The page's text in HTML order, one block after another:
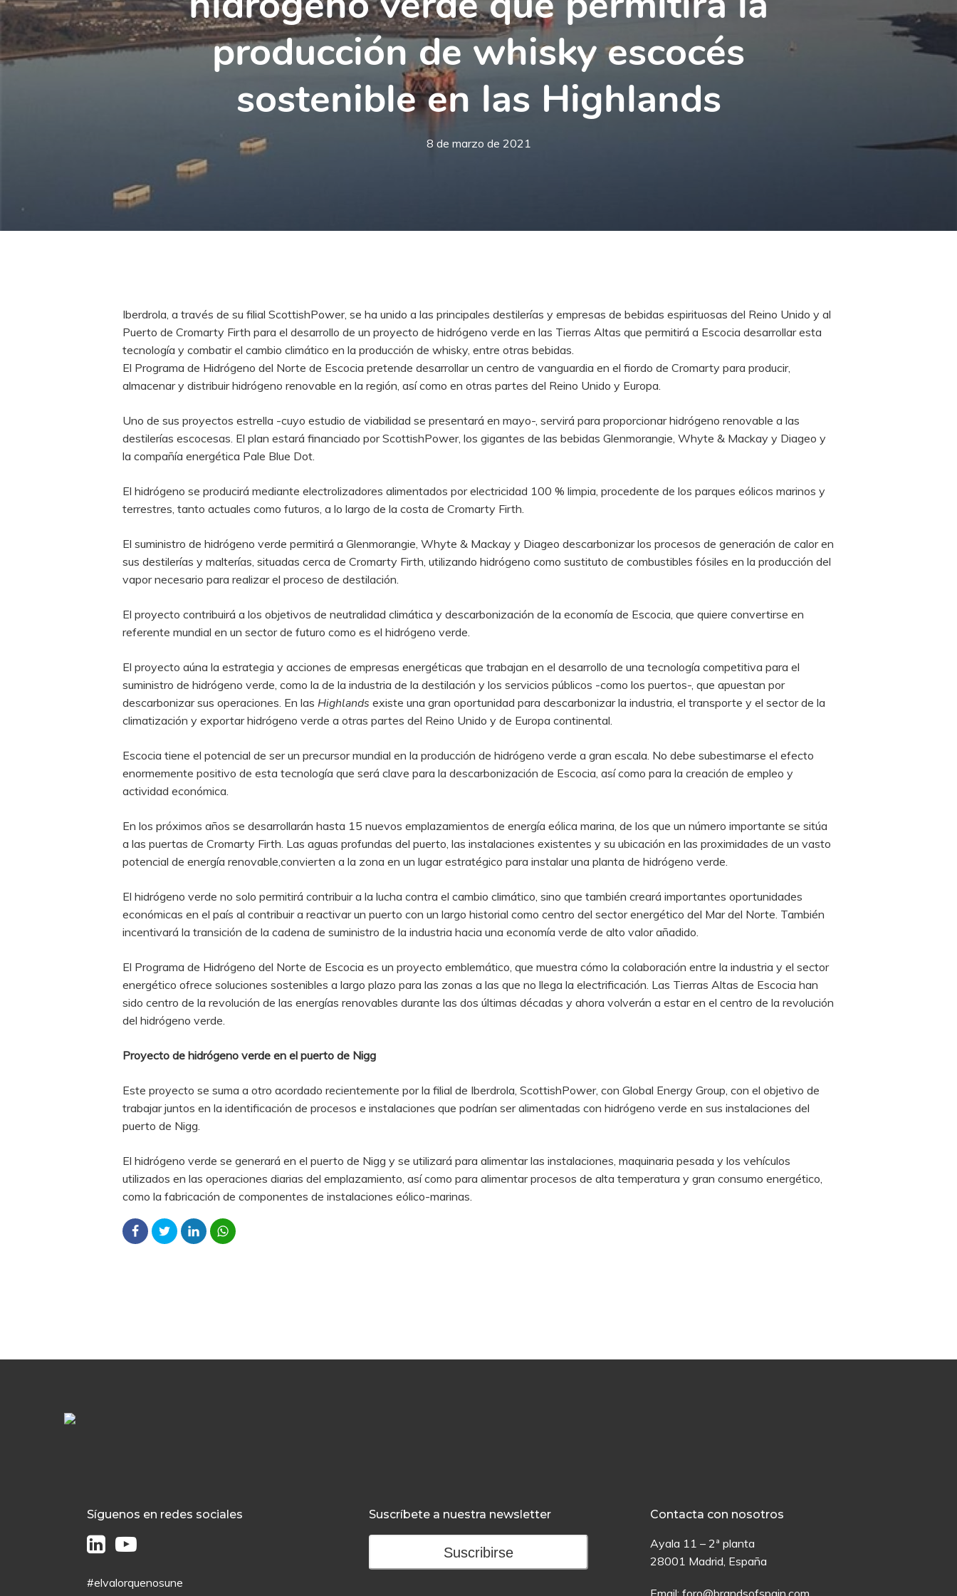
producción de whisky escocés
sostenible en las Highlands
8 de marzo de 2021
Iberdrola, a través de su filial ScottishPower, se ha unido a las principales destilerías y empresas de bebidas espirituosas del Reino Unido y al
Puerto de Cromarty Firth para el desarrollo de un proyecto de hidrógeno verde en las Tierras Altas que permitirá a Escocia desarrollar esta
tecnología y combatir el cambio climático en la producción de whisky, entre otras bebidas.
El Programa de Hidrógeno del Norte de Escocia pretende desarrollar un centro de vanguardia en el fiordo de Cromarty para producir,
almacenar y distribuir hidrógeno renovable en la región, así como en otras partes del Reino Unido y Europa.
Uno de sus proyectos estrella -cuyo estudio de viabilidad se presentará en mayo-, servirá para proporcionar hidrógeno renovable a las
destilerías escocesas. El plan estará financiado por ScottishPower, los gigantes de las bebidas Glenmorangie, Whyte & Mackay y Diageo y
la compañía energética Pale Blue Dot.
El hidrógeno se producirá mediante electrolizadores alimentados por electricidad 100 % limpia, procedente de los parques eólicos marinos y
terrestres, tanto actuales como futuros, a lo largo de la costa de Cromarty Firth.
El suministro de hidrógeno verde permitirá a Glenmorangie, Whyte & Mackay y Diageo descarbonizar los procesos de generación de calor en
sus destilerías y malterías, situadas cerca de Cromarty Firth, utilizando hidrógeno como sustituto de combustibles fósiles en la producción del
vapor necesario para realizar el proceso de destilación.
El proyecto contribuirá a los objetivos de neutralidad climática y descarbonización de la economía de Escocia, que quiere convertirse en
referente mundial en un sector de futuro como es el hidrógeno verde.
El proyecto aúna la estrategia y acciones de empresas energéticas que trabajan en el desarrollo de una tecnología competitiva para el
suministro de hidrógeno verde, como la de la industria de la destilación y los servicios públicos -como los puertos-, que apuestan por
descarbonizar sus operaciones. En las Highlands existe una gran oportunidad para descarbonizar la industria, el transporte y el sector de la
climatización y exportar hidrógeno verde a otras partes del Reino Unido y de Europa continental.
Escocia tiene el potencial de ser un precursor mundial en la producción de hidrógeno verde a gran escala. No debe subestimarse el efecto
enormemente positivo de esta tecnología que será clave para la descarbonización de Escocia, así como para la creación de empleo y
actividad económica.
En los próximos años se desarrollarán hasta 15 nuevos emplazamientos de energía eólica marina, de los que un número importante se sitúa
a las puertas de Cromarty Firth. Las aguas profundas del puerto, las instalaciones existentes y su ubicación en las proximidades de un vasto
potencial de energía renovable,convierten a la zona en un lugar estratégico para instalar una planta de hidrógeno verde.
El hidrógeno verde no solo permitirá contribuir a la lucha contra el cambio climático, sino que también creará importantes oportunidades
económicas en el país al contribuir a reactivar un puerto con un largo historial como centro del sector energético del Mar del Norte. También
incentivará la transición de la cadena de suministro de la industria hacia una economía verde de alto valor añadido.
El Programa de Hidrógeno del Norte de Escocia es un proyecto emblemático, que muestra cómo la colaboración entre la industria y el sector
energético ofrece soluciones sostenibles a largo plazo para las zonas a las que no llega la electrificación. Las Tierras Altas de Escocia han
sido centro de la revolución de las energías renovables durante las dos últimas décadas y ahora volverán a estar en el centro de la revolución
del hidrógeno verde.
Proyecto de hidrógeno verde en el puerto de Nigg
Este proyecto se suma a otro acordado recientemente por la filial de Iberdrola, ScottishPower, con Global Energy Group, con el objetivo de
trabajar juntos en la identificación de procesos e instalaciones que podrían ser alimentadas con hidrógeno verde en sus instalaciones del
puerto de Nigg.
El hidrógeno verde se generará en el puerto de Nigg y se utilizará para alimentar las instalaciones, maquinaria pesada y los vehículos
utilizados en las operaciones diarias del emplazamiento, así como para alimentar procesos de alta temperatura y gran consumo energético,
como la fabricación de componentes de instalaciones eólico-marinas.
Síguenos en redes sociales
#elvalorquenosune
Suscríbete a nuestra newsletter
Suscribirse
Contacta con nosotros
Ayala 11 – 2ª planta
28001 Madrid, España
Email:foro@brandsofspain.com